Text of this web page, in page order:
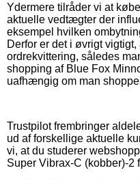
Ydermere tilråder vi at
aktuelle vedtægter der
eksempel hvilken
Derfor er det i øvrigt
ordrekvittering, således
shopping af Blue Fox
uafhængig om man
Trustpilot frembringer
ud af forskellige aktuelle
vi, at du studerer
Super Vibrax-C (kobber)-2